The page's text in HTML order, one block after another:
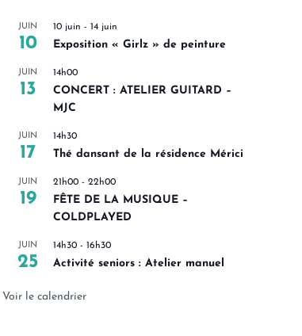
JUIN
10
10 juin - 14 juin
Exposition « Girlz » de peinture
JUIN
13
14h00
CONCERT : ATELIER GUITARD –
MJC
JUIN
17
14h30
Thé dansant de la résidence Mérici
JUIN
19
21h00 - 22h00
FÊTE DE LA MUSIQUE –
COLDPLAYED
JUIN
25
14h30 - 16h30
Activité seniors : Atelier manuel
Voir le calendrier